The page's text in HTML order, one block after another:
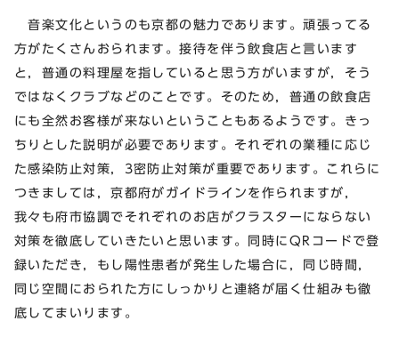
音楽文化というのも京都の魅力であります。頑張ってる
方がたくさんおられます。接待を伴う飲食店と言います
と，普通の料理屋を指していると思う方がいますが，そう
ではなくクラブなどのことです。そのため，普通の飲食店
にも全然お客様が来ないということもあるようです。きっ
ちりとした説明が必要であります。それぞれの業種に応じ
た感染防止対策，3密防止対策が重要であります。これらに
つきましては，京都府がガイドラインを作られますが，
我々も府市協調でそれぞれのお店がクラスターにならない
対策を徹底していきたいと思います。同時にQRコードで登
録いただき，もし陽性患者が発生した場合に，同じ時間，
同じ空間におられた方にしっかりと連絡が届く仕組みも徹
底してまいります。